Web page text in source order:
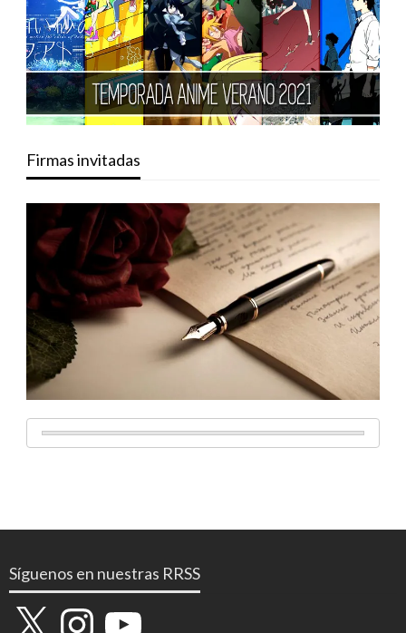
Firmas invitadas
Síguenos en nuestras RRSS
X InstagramYouTube